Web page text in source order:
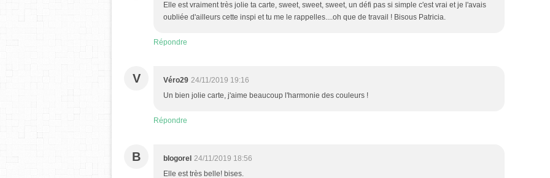
Elle est vraiment très jolie ta carte, sweet, sweet, sweet, un défi pas si simple c'est vrai et je l'avais
oubliée d'ailleurs cette inspi et tu me le rappelles....oh que de travail ! Bisous Patricia.
Répondre
V Véro29 24/11/2019 19:16
Un bien jolie carte, j'aime beaucoup l'harmonie des couleurs !
Répondre
B blogorel 24/11/2019 18:56
Elle est très belle! bises.